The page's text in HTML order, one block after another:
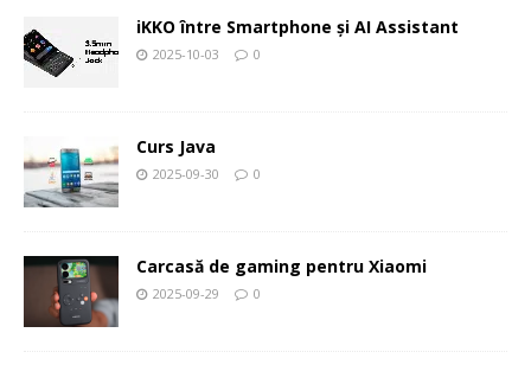
iKKO între Smartphone și AI Assistant
2025-10-03 0
Curs Java
2025-09-30 0
Carcasă de gaming pentru Xiaomi
2025-09-29 0